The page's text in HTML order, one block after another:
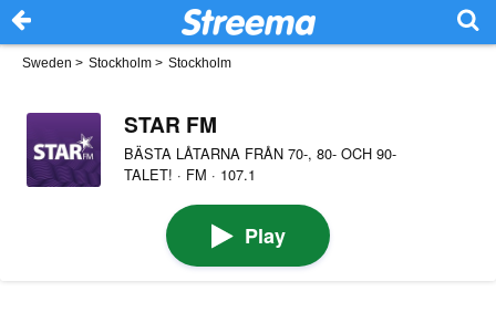
Sweden > Stockholm > Stockholm
STAR FM
BÄSTA LÅTARNA FRÅN 70-, 80- OCH 90-
TALET! · FM · 107.1
Play